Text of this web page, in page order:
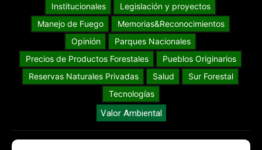
Institucionales
Legislación y proyectos
Manejo de Fuego
Memorias&Reconocimientos
Opinión
Parques Nacionales
Precios de Productos Forestales
Pueblos Originarios
Reservas Naturales Privadas
Salud
Sur Forestal
Tecnologías
Valor Ambiental